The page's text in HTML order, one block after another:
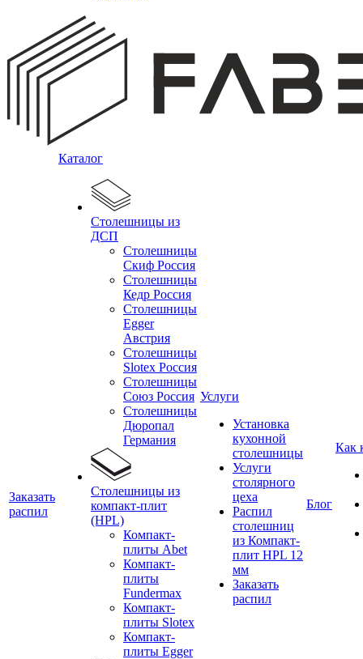
Заказать
распил
Каталог
Столешницы из
ДСП
Столешницы
Скиф Россия
Столешницы
Кедр Россия
Столешницы
Egger
Австрия
Столешницы
Slotex Россия
Столешницы
Союз Россия
Столешницы
Дюропал
Германия
Столешницы из
компакт-плит
(HPL)
Компакт-
плиты Abet
Компакт-
плиты
Fundermax
Компакт-
плиты Slotex
Компакт-
плиты Egger
Услуги
Установка
кухонной
столешницы
Услуги
столярного
цеха
Распил
столешниц
из Компакт-
плит HPL 12
мм
Заказать
распил
Блог
Как